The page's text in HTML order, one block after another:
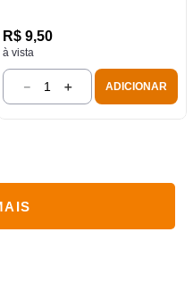
R$ 9,50
à vista
＋
－ ADICIONAR